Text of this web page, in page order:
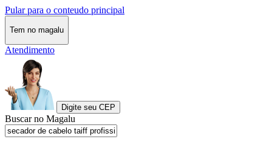
Pular para o conteudo principal
Tem no magalu
Atendimento
Digite seu CEP
Buscar no Magalu